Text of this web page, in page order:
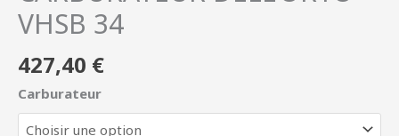
VHSB 34
427,40 €
Carburateur